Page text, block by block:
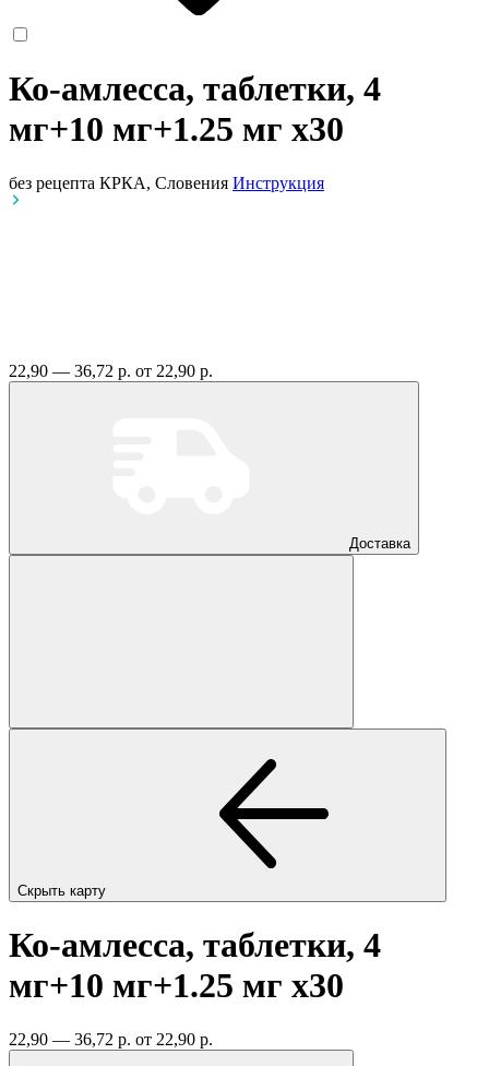
Ко-амлесса, таблетки, 4
мг+10 мг+1.25 мг x30
без рецепта КРКА, Словения Инструкция
22,90 — 36,72 р. от 22,90 р.
Доставка
Скрыть карту
Ко-амлесса, таблетки, 4
мг+10 мг+1.25 мг x30
22,90 — 36,72 р. от 22,90 р.